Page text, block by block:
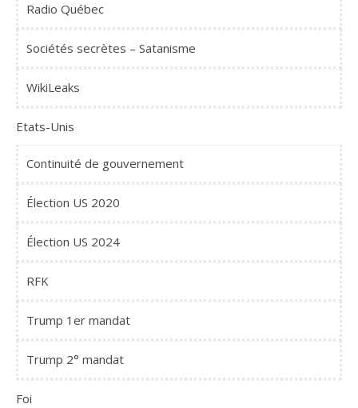
Radio Québec
Sociétés secrètes – Satanisme
WikiLeaks
Etats-Unis
Continuité de gouvernement
Élection US 2020
Élection US 2024
RFK
Trump 1er mandat
Trump 2° mandat
Foi